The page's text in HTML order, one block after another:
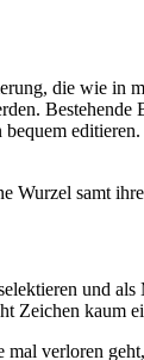
die wie in
Wurzel samt
und
kaum
mal verloren